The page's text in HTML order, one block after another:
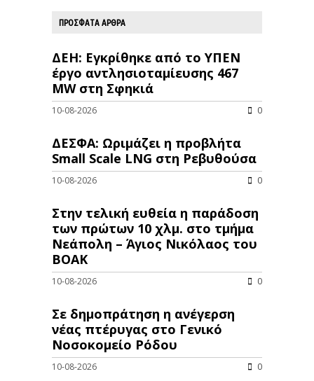
ΠΡΟΣΦΑΤΑ ΑΡΘΡΑ
ΔΕΗ: Εγκρίθηκε από το ΥΠΕΝ
έργο αντλησιοταμίευσης 467
MW στη Σφηκιά
10-08-2026 0
ΔΕΣΦΑ: Ωριμάζει η προβλήτα
Small Scale LNG στη Ρεβυθούσα
10-08-2026 0
Στην τελική ευθεία η παράδοση
των πρώτων 10 χλμ. στο τμήμα
Νεάπολη – Άγιος Νικόλαος του
ΒΟΑΚ
10-08-2026 0
Σε δημοπράτηση η ανέγερση
νέας πτέρυγας στο Γενικό
Νοσοκομείο Ρόδου
10-08-2026 0